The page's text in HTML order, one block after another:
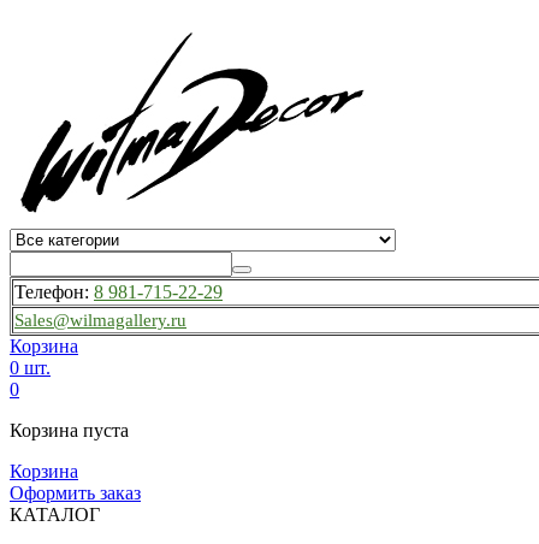
Телефон: 8 981-715-22-29
Sales@wilmagallery.ru
Корзина
0 шт.
0
Корзина пуста
Корзина
Оформить заказ
КАТАЛОГ